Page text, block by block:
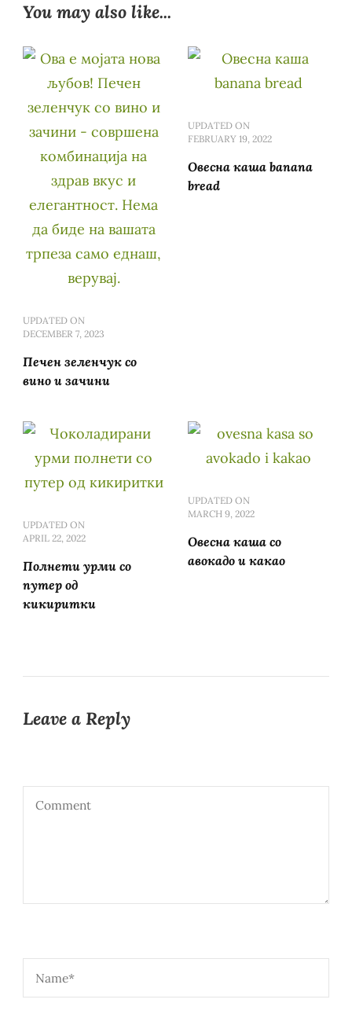
You may also like...
UPDATED ON
DECEMBER 7, 2023
Печен зеленчук со
вино и зачини
UPDATED ON
FEBRUARY 19, 2022
Овесна каша banana
bread
UPDATED ON
APRIL 22, 2022
Полнети урми со
путер од
кикиритки
UPDATED ON
MARCH 9, 2022
Овесна каша со
авокадо и какао
Leave a Reply